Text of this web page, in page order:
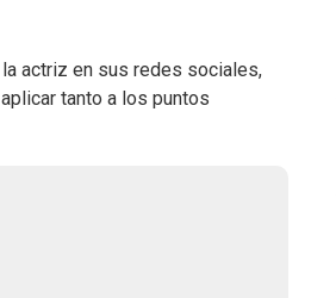
actriz en sus redes sociales,
tanto a los puntos